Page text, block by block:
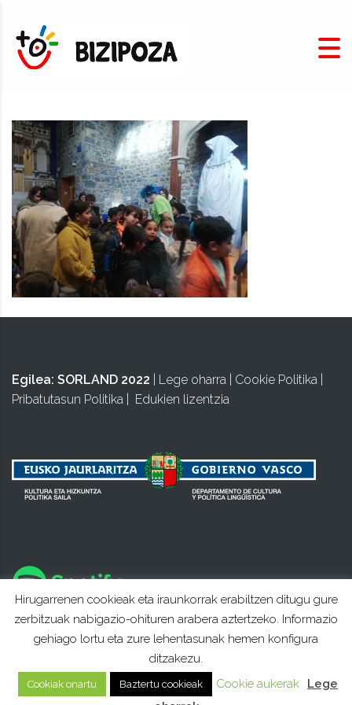
Egilea: SORLAND 2022 Lege oharra Cookie Politika
Pribatutasun Politika
Edukien lizentzia
Hirugarrenen cookieak eta iraunkorrak erabiltzen ditugu gure
zerbitzuak nabigazio-ohituren arabera aztertzeko. Informazio
gehiago lortu eta zure lehentasunak hemen konfigura
ditzakezu.
Cookiak onartu Baztertu cookieak Cookie aukerak
Lege